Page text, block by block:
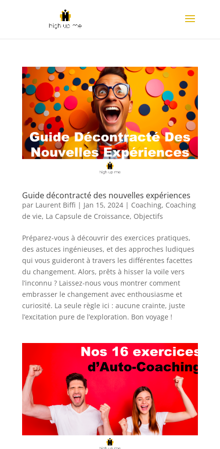
Guide décontracté des nouvelles expériences
par Laurent Biffi | Jan 15, 2024| Coaching, Coaching
de vie, La Capsule de Croissance, Objectifs
Préparez-vous à découvrir des exercices pratiques,
des astuces ingénieuses, et des approches ludiques
qui vous guideront à travers les différentes facettes
du changement. Alors, prêts à hisser la voile vers
l’inconnu ? Laissez-nous vous montrer comment
embrasser le changement avec enthousiasme et
curiosité. La seule règle ici : aucune crainte, juste
l’excitation pure de l’exploration. Bon voyage !